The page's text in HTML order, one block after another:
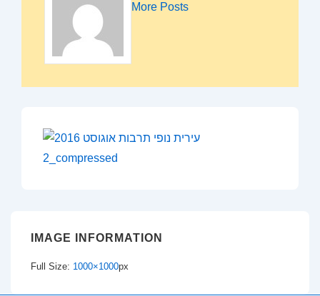
More Posts
IMAGE INFORMATION
Full Size: 1000×1000px